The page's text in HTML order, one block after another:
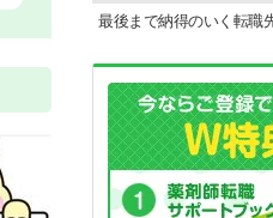
最後まで納得のいく転職